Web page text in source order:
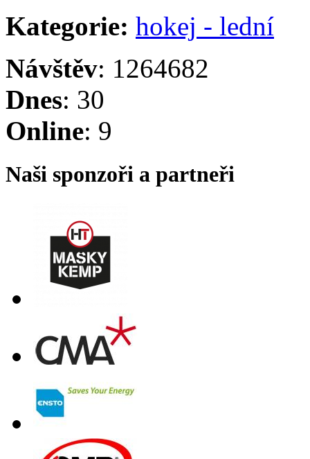
Kategorie: hokej - lední
Návštěv: 1264682
Dnes: 30
Online: 9
Naši sponzoři a partneři